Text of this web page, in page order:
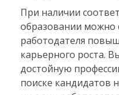
При наличии
образовании можно
работодателя
карьерного роста.
достойную
поиске кандидатов